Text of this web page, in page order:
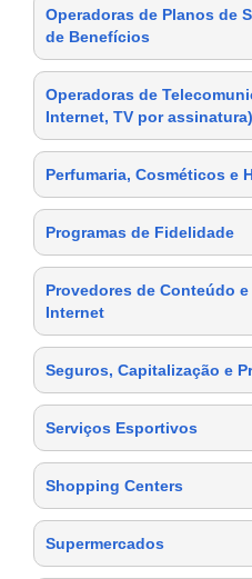
Operadoras de Planos de
de Benefícios
Operadoras de
Internet, TV por assinatura)
Perfumaria, Cosméticos e
Programas de Fidelidade
Provedores de Conteúdo
Internet
Seguros, Capitalização e
Serviços Esportivos
Shopping Centers
Supermercados